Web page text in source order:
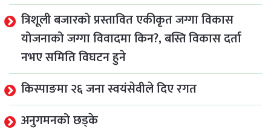
त्रिशूली बजारको प्रस्तावित एकीकृत जग्गा विकास
योजनाको जग्गा विवादमा किन?, बस्ति विकास दर्ता
नभए समिति विघटन हुने
किस्पाङमा २६ जना स्वयंसेवीले दिए रगत
अनुगमनको छड्के